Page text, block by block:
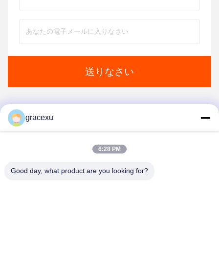
送りなさい
gracexu
6:28 PM
Good day, what product are you looking for?